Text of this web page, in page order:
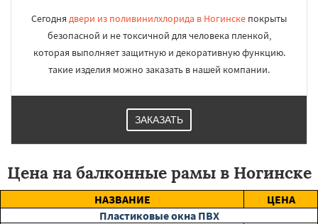
Сегодня двери из поливинилхлорида в Ногинске покрыты
безопасной и не токсичной для человека пленкой,
которая выполняет защитную и декоративную функцию.
такие изделия можно заказать в нашей компании.
ЗАКАЗАТЬ
Цена на балконные рамы в Ногинске
НАЗВАНИЕ
ЦЕНА
Пластиковые окна ПВХ